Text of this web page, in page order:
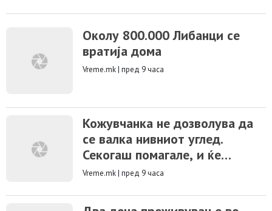
Околу 800.000 Либанци се
вратија дома
Vreme.mk| пред 9 часа
Кожувчанка не дозволува да
се валка нивниот углед.
Секогаш помагале, и ќе
помагаат
Vreme.mk| пред 9 часа